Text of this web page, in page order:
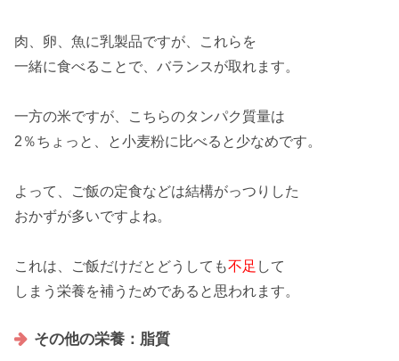
肉、卵、魚に乳製品ですが、これらを
一緒に食べることで、 バランス が取れます。
一方の米ですが、こちらのタンパク質量は
2％ちょっと、と小麦粉に比べると少なめです。
よって、ご飯の定食などは結構がっつりした
おかずが多いですよね。
これは、ご飯だけだとどうしても不足 して
しまう栄養を補うためであると思われます。
その他の栄養：脂質